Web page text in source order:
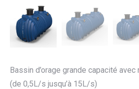
Bassin d’orage grande capacité
(de 0,5L/s jusqu’à 15L/s)